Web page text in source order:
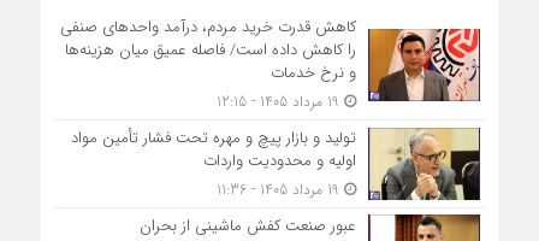
کاهش قدرت خرید مردم، درآمد واحدهای صنفی
را کاهش داده است/ فاصله عمیق میان هزینه‌ها
و نرخ خدمات
تولید و بازار پیچ و مهره تحت فشار تأمین مواد
اولیه و محدودیت واردات
عبور صنعت کفش ماشینی از بحران